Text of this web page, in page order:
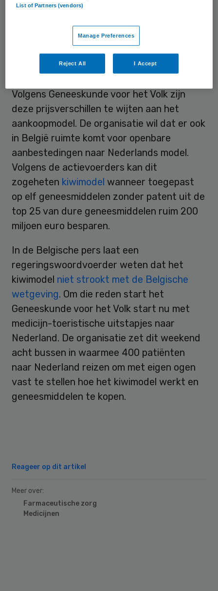
In België kost dezelfde maagzuurremmer
39 euro voor de ziektekostenverzekering
en in Nederland 9 euro.
Kiwimodel
Volgens Geneeskunde voor het Volk zijn
deze prijsverschillen te wijten aan het
aankoopmodel. De organisatie wil dat er ook
in België ruimte komt voor openbare
aanbestedingen naar Nederlands model.
Volgens de actievoerders kan dit
zogeheten kiwimodel wanneer toegepast
op elf geneesmiddelen zonder patent uit de
top 25 van dure geneesmiddelen ruim 200
miljoen euro besparen.
In de Belgische pers laat een
regeringswoordvoerder weten dat het
kiwimodel niet strookt met de Belgische
wetgeving. Om die reden start het
Geneeskunde voor het Volk start nu met
medicijn-toeristische uitstapjes naar
Nederland. De organisatie zet dit weekend
acht bussen in waarmee 400 patiënten
naar Nederland reizen om met eigen ogen
vast te stellen hoe het kiwimodel werkt en
geneesmiddelen te kopen.
Reageer op dit artikel
Meer over:
Farmaceutische zorg
Medicijnen
List of Partners (vendors)
Manage Preferences
Reject All I Accept